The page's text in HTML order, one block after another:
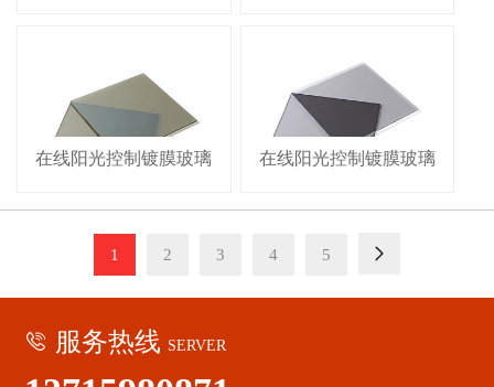
在线阳光控制镀膜玻璃 在线阳光控制镀膜玻璃
1 2 3 4 5 
 服务热线 SERVER